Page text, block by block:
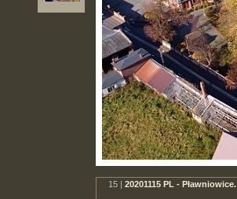
15 | 20201115 PL -